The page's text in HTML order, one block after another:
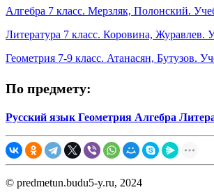
Алгебра 7 класс. Мерзляк, Полонский.
Литература 7 класс. Коровина, Журавлев.
Геометрия 7-9 класс. Атанасян, Бутузов.
По предмету:
Русский язык Геометрия Алгебра
© predmetun.budu5-y.ru, 2024